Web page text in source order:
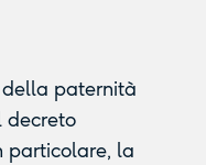
paternità
decreto
particolare, la